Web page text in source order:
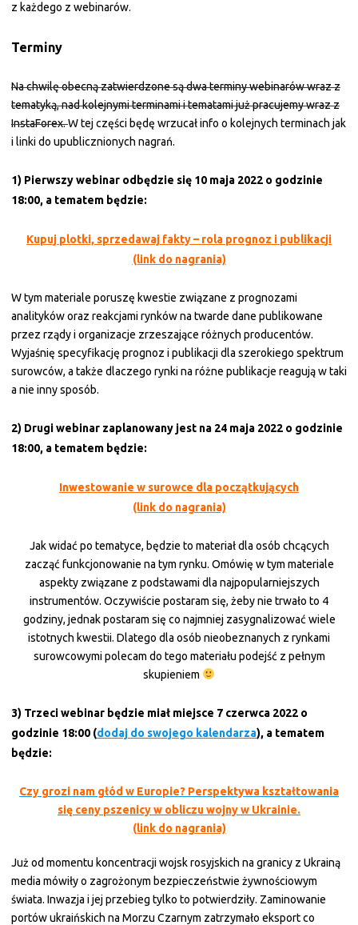
z każdego z webinarów.
Terminy
Na chwilę obecną zatwierdzone są dwa terminy webinarów wraz z
tematyką, nad kolejnymi terminami i tematami już pracujemy wraz z
InstaForex.W tej części będę wrzucał info o kolejnych terminach jak
i linki do upublicznionych nagrań.
1) Pierwszy webinar odbędzie się 10 maja 2022 o godzinie
18:00, a tematem będzie:
Kupuj plotki, sprzedawaj fakty – rola prognoz i publikacji
(link do nagrania)
W tym materiale poruszę kwestie związane z prognozami
analityków oraz reakcjami rynków na twarde dane publikowane
przez rządy i organizacje zrzeszające różnych producentów.
Wyjaśnię specyfikację prognoz i publikacji dla szerokiego spektrum
surowców, a także dlaczego rynki na różne publikacje reagują w taki
a nie inny sposób.
2) Drugi webinar zaplanowany jest na 24 maja 2022 o godzinie
18:00, a tematem będzie:
Inwestowanie w surowce dla początkujących
(link do nagrania)
Jak widać po tematyce, będzie to materiał dla osób chcących
zacząć funkcjonowanie na tym rynku. Omówię w tym materiale
aspekty związane z podstawami dla najpopularniejszych
instrumentów. Oczywiście postaram się, żeby nie trwało to 4
godziny, jednak postaram się co najmniej zasygnalizować wiele
istotnych kwestii. Dlatego dla osób nieobeznanych z rynkami
surowcowymi polecam do tego materiału podejść z pełnym
skupieniem
3) Trzeci webinar będzie miał miejsce 7 czerwca 2022 o
godzinie 18:00 (dodaj do swojego kalendarza), a tematem
będzie:
Czy grozi nam głód w Europie? Perspektywa kształtowania
się ceny pszenicy w obliczu wojny w Ukrainie.
(link do nagrania)
Już od momentu koncentracji wojsk rosyjskich na granicy z Ukrainą
media mówiły o zagrożonym bezpieczeństwie żywnościowym
świata. Inwazja i jej przebieg tylko to potwierdziły. Zaminowanie
portów ukraińskich na Morzu Czarnym zatrzymało eksport co